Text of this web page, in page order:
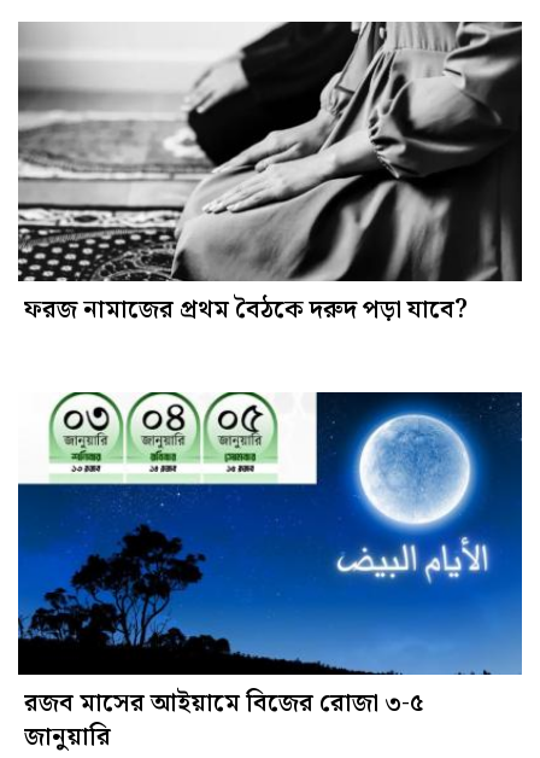
ফরজ নামাজের প্রথম বৈঠকে দরুদ পড়া যাবে?
রজব মাসের আইয়ামে বিজের রোজা ৩-৫
জানুয়ারি